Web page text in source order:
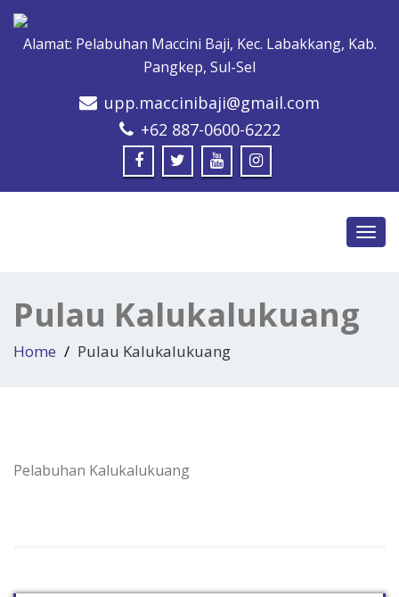
Alamat: Pelabuhan Maccini Baji, Kec. Labakkang, Kab.
Pangkep, Sul-Sel
upp.maccinibaji@gmail.com
+62 887-0600-6222
Pulau Kalukalukuang
Home Pulau Kalukalukuang
Pelabuhan Kalukalukuang